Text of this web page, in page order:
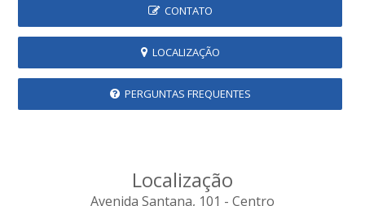
CONTATO
LOCALIZAÇÃO
PERGUNTAS FREQUENTES
Localização
Avenida Santana, 101 - Centro